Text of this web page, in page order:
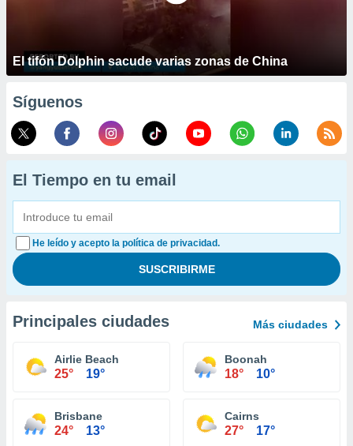
El tifón Dolphin sacude varias zonas de China
Síguenos
El Tiempo en tu email
He leído y acepto la política de privacidad.
Principales ciudades Más ciudades
Airlie Beach
25° 19°
Boonah
18° 10°
Brisbane
24° 13°
Cairns
27° 17°